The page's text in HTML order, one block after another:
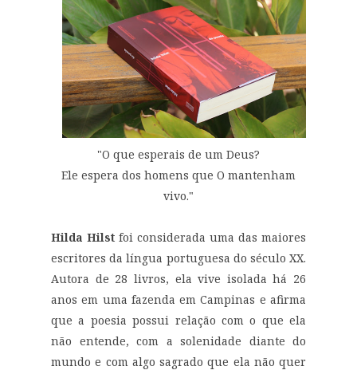
"O que esperais de um Deus?
Ele espera dos homens que O mantenham
vivo."
Hilda Hilst foi considerada uma das maiores
escritores da língua portuguesa do século XX.
Autora de 28 livros, ela vive isolada há 26
anos em uma fazenda em Campinas e afirma
que a poesia possui relação com o que ela
não entende, com a solenidade diante do
mundo e com algo sagrado que ela não quer